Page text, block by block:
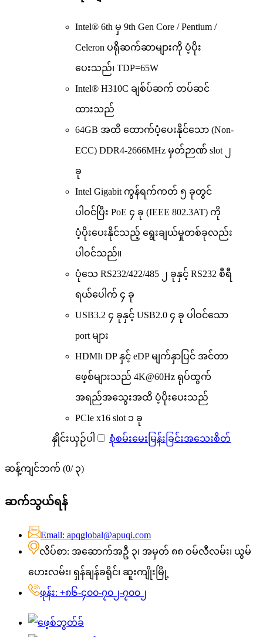
Intel® 6th မှ 9th Gen Core / Pentium /
Celeron ပရိုဆက်ဆာများကို ပံ့ပိုး
ပေးသည်၊ TDP=65W
Intel® H310C ချစ်ပ်ဆက် တပ်ဆင်
ထားသည်
64GB အထိ ထောက်ပံ့ပေးနိုင်သော (Non-
ECC) DDR4-2666MHz မှတ်ဉာဏ် slot ၂
ခု
Intel Gigabit ကွန်ရက်ကတ် ၅ ခုတွင်
ပါဝင်ပြီး PoE ၄ ခု (IEEE 802.3AT) ကို
ပံ့ပိုးပေးနိုင်သည့် ရွေးချယ်မှုတစ်ခုလည်း
ပါဝင်သည်။
ပုံသေ RS232/422/485 ၂ ခုနှင့် RS232 စီရီ
ရယ်ပေါက် ၄ ခု
USB3.2 ၄ ခုနှင့် USB2.0 ၄ ခု ပါဝင်သော
port များ
HDMI၊ DP နှင့် eDP မျက်နှာပြင် အင်တာ
ဖေ့စ်များသည် 4K@60Hz ရုပ်ထွက်
အရည်အသွေးအထိ ပံ့ပိုးပေးသည်
PCIe x16 slot ၁ ခု
နှိုင်းယှဉ်ပါ စုံစမ်းမေးမြန်းခြင်းအသေးစိတ်
ဆန့်ကျင်ဘက် (0/ ၃)
ဆက်သွယ်ရန်
Email: apqglobal@apuqi.com
လိပ်စာ: အဆောက်အဦ ၃၊ အမှတ် ၈၈ ဝမ်လီလမ်း၊ ယွမ်
ဟေးလမ်း၊ ရှန်ချန်ခရိုင်၊ ဆူးကျိုးမြို့
ဖုန်း: +၈၆-၄၀၀-၇၀၂-၇၀၀၂